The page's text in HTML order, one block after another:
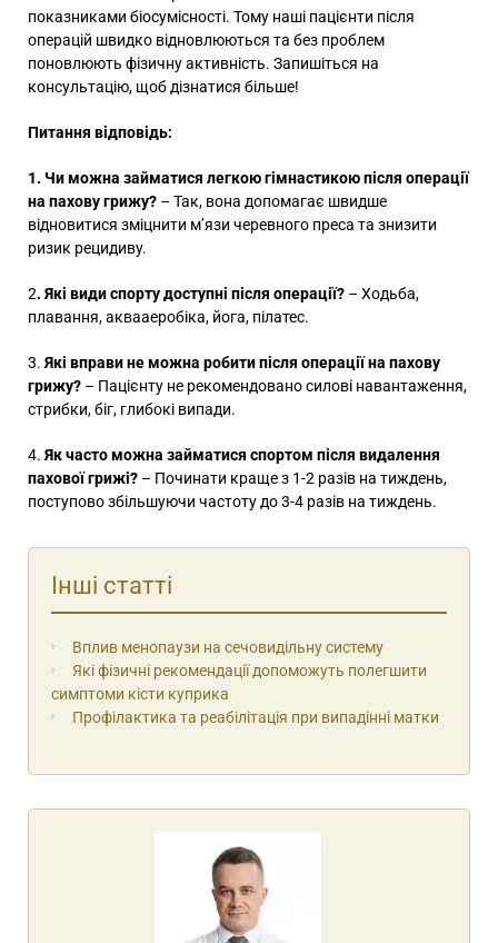
показниками біосумісності. Тому наші пацієнти після
операцій швидко відновлюються та без проблем
поновлюють фізичну активність. Запишіться на
консультацію, щоб дізнатися більше!
Питання відповідь:
1. Чи можна займатися легкою гімнастикою після операції
на пахову грижу? – Так, вона допомагає швидше
відновитися зміцнити м’язи черевного преса та знизити
ризик рецидиву.
2. Які види спорту доступні після операції? – Ходьба,
плавання, аквааеробіка, йога, пілатес.
3. Які вправи не можна робити після операції на пахову
грижу? – Пацієнту не рекомендовано силові навантаження,
стрибки, біг, глибокі випади.
4. Як часто можна займатися спортом після видалення
пахової грижі? – Починати краще з 1-2 разів на тиждень,
поступово збільшуючи частоту до 3-4 разів на тиждень.
Інші статті
Вплив менопаузи на сечовидільну систему
Які фізичні рекомендації допоможуть полегшити
симптоми кісти куприка
Профілактика та реабілітація при випадінні матки